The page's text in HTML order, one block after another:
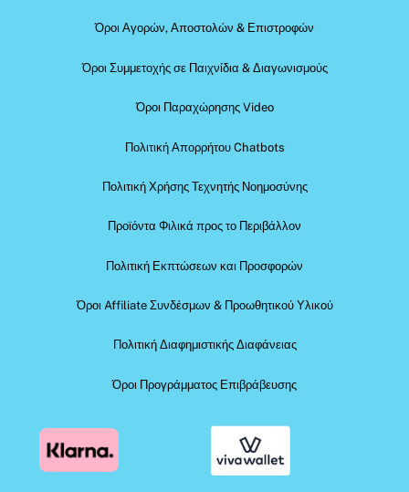
Όροι Αγορών, Αποστολών & Επιστροφών
Όροι Συμμετοχής σε Παιχνίδια & Διαγωνισμούς
Όροι Παραχώρησης Video
Πολιτική Απορρήτου Chatbots
Πολιτική Χρήσης Τεχνητής Νοημοσύνης
Προϊόντα Φιλικά προς το Περιβάλλον
Πολιτική Εκπτώσεων και Προσφορών
Όροι Affiliate Συνδέσμων & Προωθητικού Υλικού
Πολιτική Διαφημιστικής Διαφάνειας
Όροι Προγράμματος Επιβράβευσης